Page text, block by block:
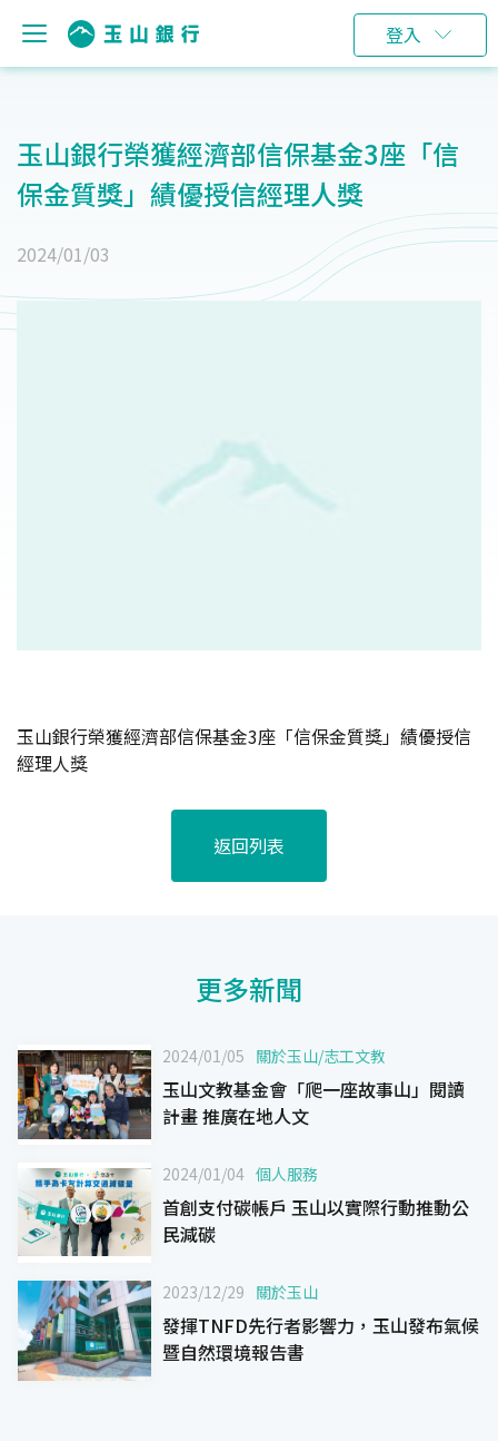
登入
玉山銀行榮獲經濟部信保基金3座「信
保金質獎」績優授信經理人獎
2024/01/03
玉山銀行榮獲經濟部信保基金3座「信保金質獎」績優授信
經理人獎
返回列表
更多新聞
2024/01/05 關於玉山/志工文教
玉山文教基金會「爬一座故事山」閱讀
計畫 推廣在地人文
2024/01/04 個人服務
首創支付碳帳戶 玉山以實際行動推動公
民減碳
2023/12/29 關於玉山
發揮TNFD先行者影響力，玉山發布氣候
暨自然環境報告書